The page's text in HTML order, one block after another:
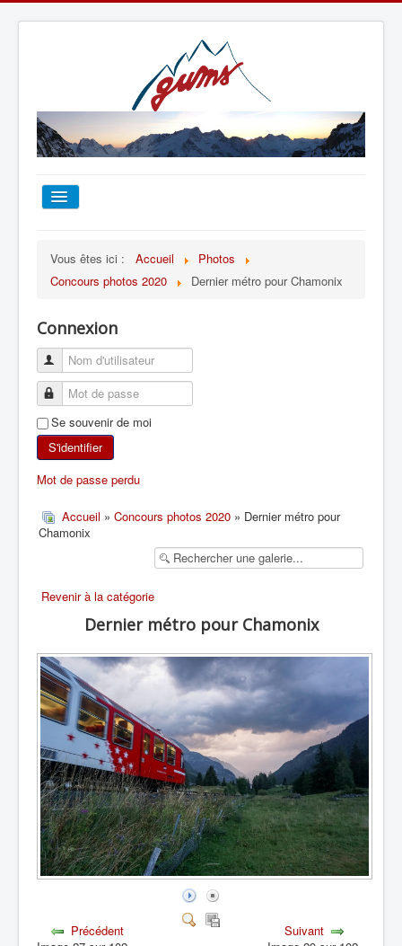
TOUT SUR LE GUMS
ESCALADE
ALPINISME
SKI DE RANDONNÉE
RANDONNÉE SPORTIVE
Vous êtes ici : Accueil
Photos
Concours photos 2020
Dernier métro pour Chamonix
Connexion
Se souvenir de moi
S'identifier
Mot de passe perdu
Accueil » Concours photos 2020 » Dernier métro pour
Chamonix
Revenir à la catégorie
Dernier métro pour Chamonix
Précédent
Suivant